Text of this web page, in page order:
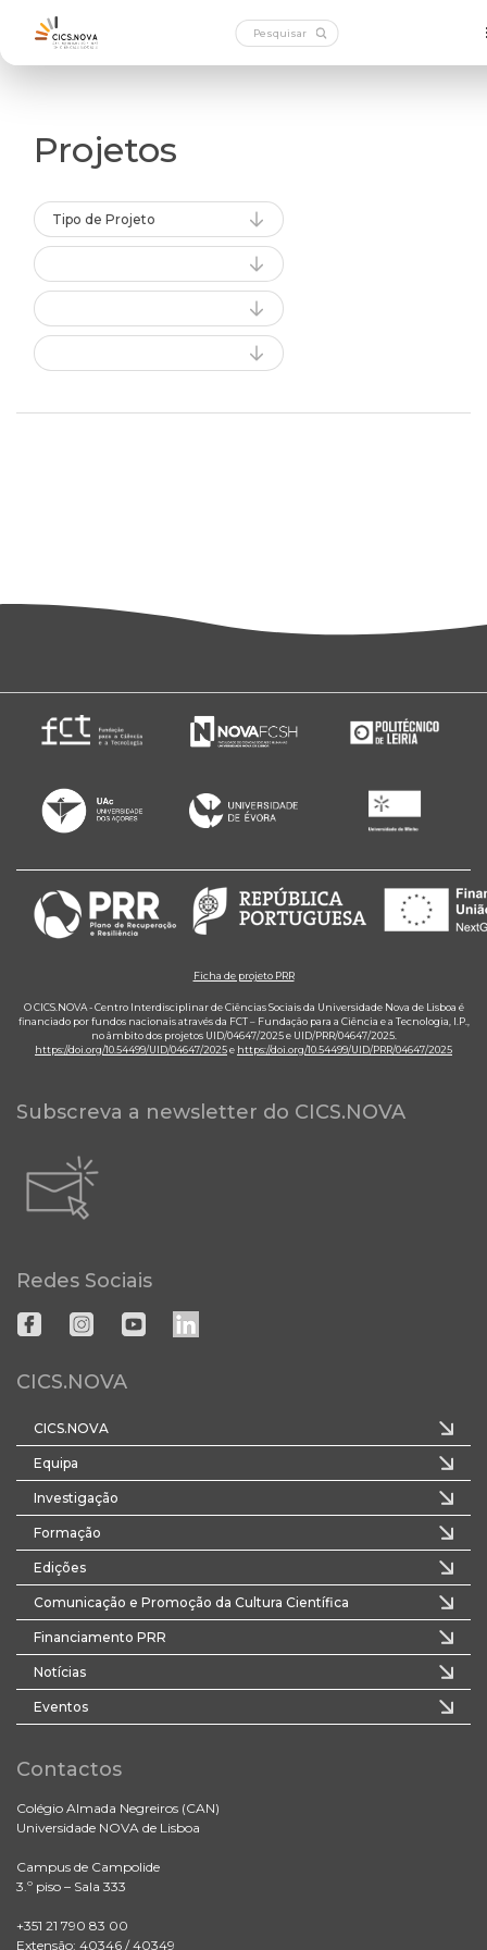
Projetos
Tipo de Projeto
Ficha de projeto PRR
O CICS.NOVA - Centro Interdisciplinar de Ciências Sociais da Universidade Nova de Lisboa é
financiado por fundos nacionais através da FCT – Fundação para a Ciência e a Tecnologia, I.P.,
no âmbito dos projetos UID/04647/2025 e UID/PRR/04647/2025.
https://doi.org/10.54499/UID/04647/2025e https://doi.org/10.54499/UID/PRR/04647/2025
Subscreva a newsletter do CICS.NOVA
Redes Sociais
CICS.NOVA
CICS.NOVA
Equipa
Investigação
Formação
Edições
Comunicação e Promoção da Cultura Científica
Financiamento PRR
Notícias
Eventos
Contactos
Colégio Almada Negreiros (CAN)
Universidade NOVA de Lisboa
Campus de Campolide
3.º piso – Sala 333
+351 21 790 83 00
Extensão: 40346 / 40349